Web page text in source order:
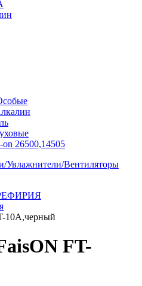
26500,14505
Вентиляторы
10A,черный
FT-